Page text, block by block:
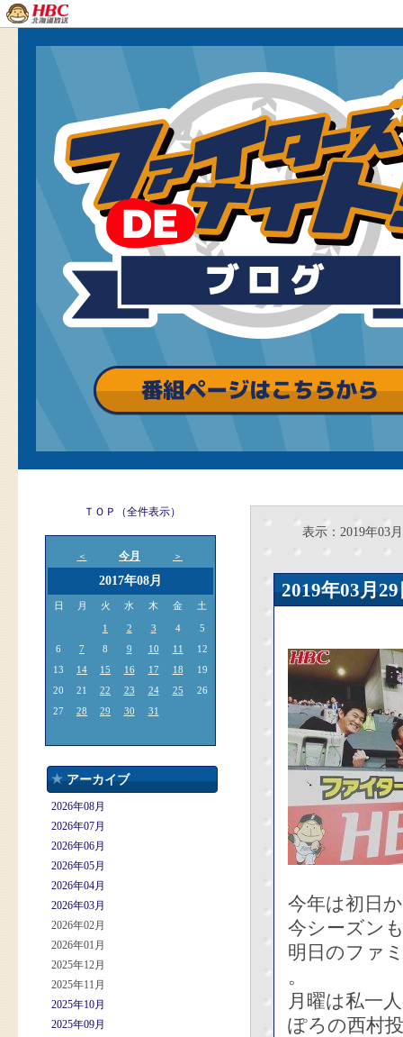
ＴＯＰ（全件表示）
＜ 今月 ＞
2017年08月
日 月 火 水 木 金 土
1 2 3 4
5
6
7 8 9 10 11
12
13
14 15 16 17 18
19
20
21 22 23 24 25
26
27
28 29 30 31
アーカイブ
2026年08月
2026年07月
2026年06月
2026年05月
2026年04月
2026年03月
2026年02月
2026年01月
2025年12月
2025年11月
2025年10月
2025年09月
表示：2019年03月
2019年03
今年は初日
今シーズン
明日のファ
。
月曜は私一
ぽろの西村